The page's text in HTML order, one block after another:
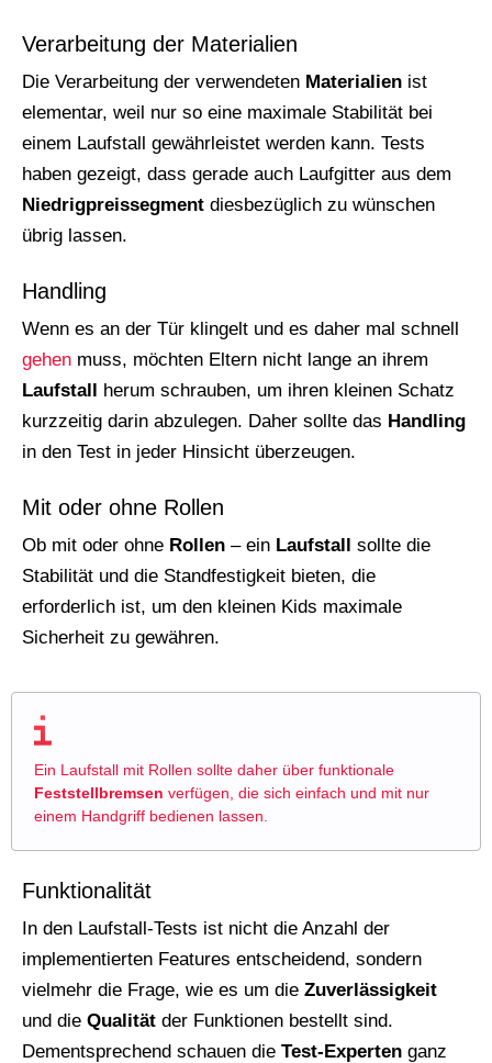
Verarbeitung der Materialien
Die Verarbeitung der verwendeten Materialien ist
elementar, weil nur so eine maximale Stabilität bei
einem Laufstall gewährleistet werden kann. Tests
haben gezeigt, dass gerade auch Laufgitter aus dem
Niedrigpreissegment diesbezüglich zu wünschen
übrig lassen.
Handling
Wenn es an der Tür klingelt und es daher mal schnell
gehen muss, möchten Eltern nicht lange an ihrem
Laufstall herum schrauben, um ihren kleinen Schatz
kurzzeitig darin abzulegen. Daher sollte das Handling
in den Test in jeder Hinsicht überzeugen.
Mit oder ohne Rollen
Ob mit oder ohne Rollen – ein Laufstall sollte die
Stabilität und die Standfestigkeit bieten, die
erforderlich ist, um den kleinen Kids maximale
Sicherheit zu gewähren.
Ein Laufstall mit Rollen sollte daher über funktionale
Feststellbremsen verfügen, die sich einfach und mit nur
einem Handgriff bedienen lassen.
Funktionalität
In den Laufstall-Tests ist nicht die Anzahl der
implementierten Features entscheidend, sondern
vielmehr die Frage, wie es um die Zuverlässigkeit
und die Qualität der Funktionen bestellt sind.
Dementsprechend schauen die Test-Experten ganz